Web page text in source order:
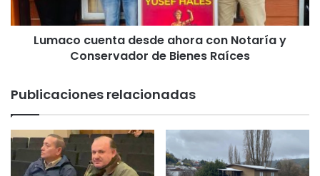
T
e
i
n
c
u
e
e
s
d
e
a
Lumaco cuenta desde ahora con Notaría y
Conservador de Bienes Raíces
Publicaciones relacionadas